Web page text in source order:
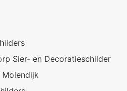
Sier- en Decoratieschilder